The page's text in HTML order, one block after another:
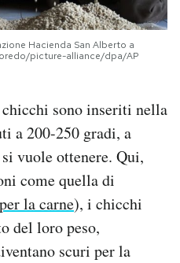
Hacienda San Alberto a
picture-alliance/dpa/AP
sono inseriti nella
a 200-250 gradi, a
vuole ottenere. Qui,
come quella di
la carne), i chicchi
del loro peso,
scuri per la